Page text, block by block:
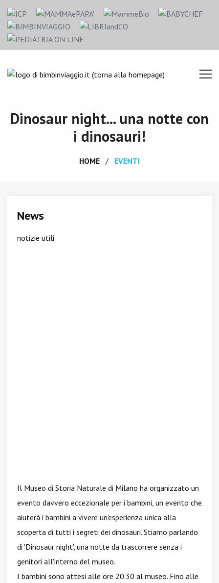
Dinosaur night... una notte con
i dinosauri!
HOME EVENTI
News
notizie utili
Il Museo di Storia Naturale di Milano ha organizzato un
evento davvero eccezionale per i bambini, un evento che
aiuterà i bambini a vivere un'esperienza unica alla
scoperta di tutti i segreti dei dinosauri. Stiamo parlando
di 'Dinosaur night', una notte da trascorrere senza i
genitori all'interno del museo.
I bambini sono attesi alle ore 20.30 al museo. Fino alle